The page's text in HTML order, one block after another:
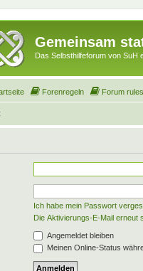
Gemeinsam
Das Selbsthilfeforum von SuH
Forenregeln Forum rules
Ich habe mein Passwort
Die Aktivierungs-E-Mail erneut
Angemeldet bleiben
Meinen Online-Status